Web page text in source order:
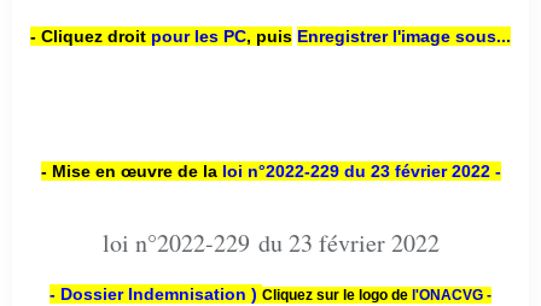
- Cliquez droit pour les PC, puis Enregistrer l'image sous...
- Mise en œuvre de la loi n°2022-229 du 23 février 2022 -
loi n°2022-229 du 23 février 2022
- Dossier Indemnisation ) Cliquez sur le logo de l'ONACVG -